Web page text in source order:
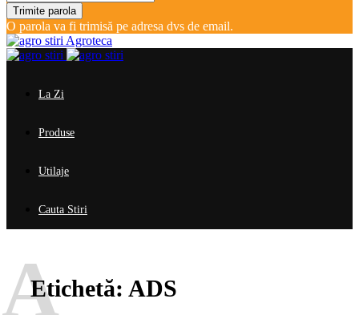
O parola va fi trimisă pe adresa dvs de email.
Agroteca
La Zi
Produse
Utilaje
Cauta Stiri
Etichetă: ADS
A